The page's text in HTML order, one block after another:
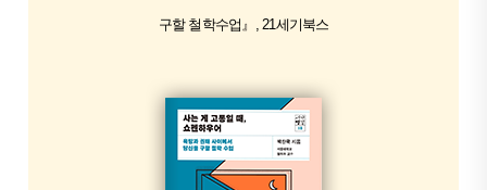
구할 철학수업』, 21세기북스